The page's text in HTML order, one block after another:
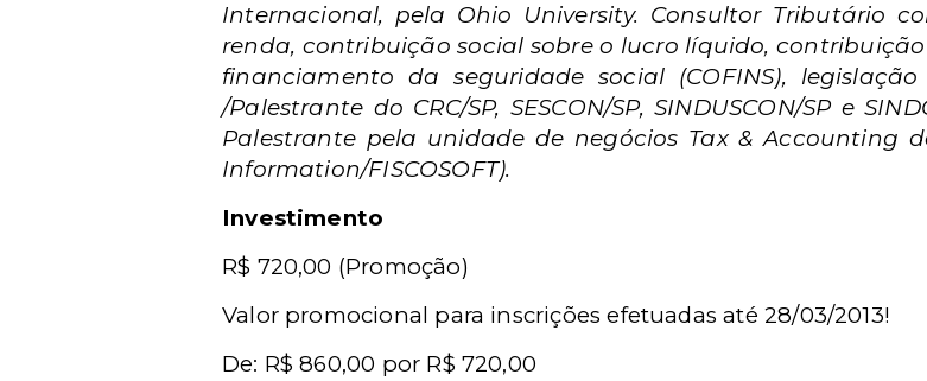
Internacional, pela Ohio University. Consultor Tributário
renda, contribuição social sobre o lucro líquido,
financiamento da seguridade social (COFINS),
/Palestrante do CRC/SP, SESCON/SP, SINDUSCON/SP e
Palestrante pela unidade de negócios Tax & Accounting
Information/FISCOSOFT).
Investimento
R$ 720,00 (Promoção)
Valor promocional para inscrições efetuadas até 28/03/2013!
De: R$ 860,00 por R$ 720,00